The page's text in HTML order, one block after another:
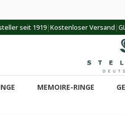
seit 1919|Kostenloser Versand |
MEMOIRE-RINGE